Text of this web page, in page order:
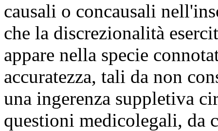
causali o concausali
che la discrezionalità
appare nella specie
accuratezza, tali da non
una ingerenza suppletiva
questioni medicolegali, da